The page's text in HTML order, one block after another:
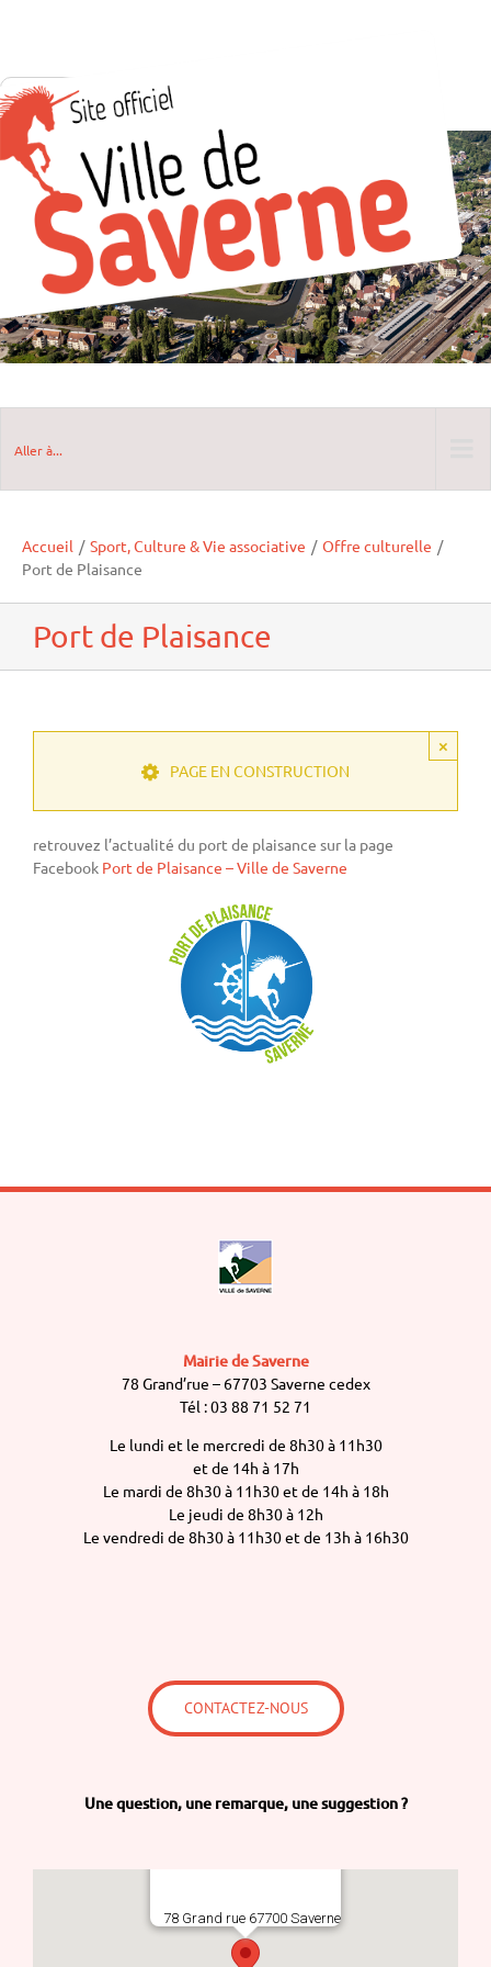
Aller à...
Accueil / Sport, Culture & Vie associative / Offre culturelle /
Port de Plaisance
Port de Plaisance
×
PAGE EN CONSTRUCTION
retrouvez l’actualité du port de plaisance sur la page
Facebook Port de Plaisance – Ville de Saverne
Mairie de Saverne
78 Grand’rue – 67703 Saverne cedex
Tél : 03 88 71 52 71
Le lundi et le mercredi de 8h30 à 11h30
et de 14h à 17h
Le mardi de 8h30 à 11h30 et de 14h à 18h
Le jeudi de 8h30 à 12h
Le vendredi de 8h30 à 11h30 et de 13h à 16h30
CONTACTEZ-NOUS
Une question, une remarque, une suggestion ?
78 Grand rue 67700 Saverne